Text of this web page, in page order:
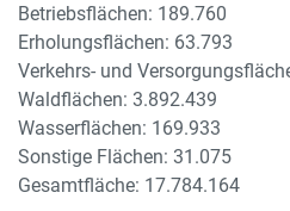
Betriebsflächen: 189.760
Erholungsflächen: 63.793
Verkehrs- und
Waldflächen: 3.892.439
Wasserflächen: 169.933
Sonstige Flächen: 31.075
Gesamtfläche: 17.784.164